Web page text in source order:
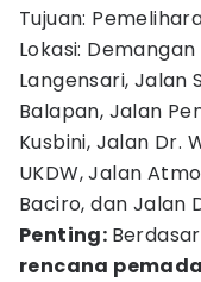
Tujuan:
Lokasi:
Langensari, Jalan
Balapan, Jalan
Kusbini, Jalan Dr.
UKDW, Jalan
Baciro, dan Jalan
Penting:
rencana